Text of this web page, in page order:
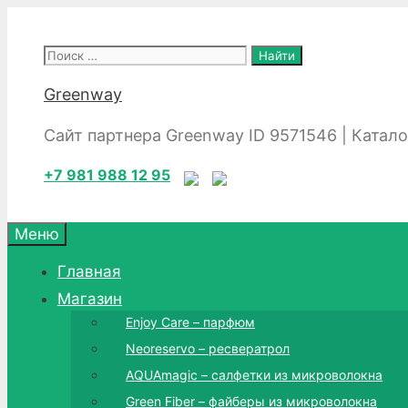
содержимому
Поиск:
Greenway
Сайт партнера Greenway ID 9571546 |
+7 981 988 12 95
Меню
Главная
Магазин
Enjoy Care – парфюм
Neoreservo – ресвератрол
AQUAmagic – салфетки из микроволокна
Green Fiber – файберы из микроволокна